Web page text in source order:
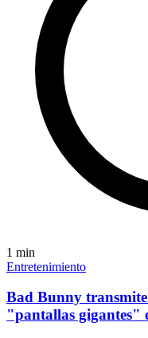
1 min
Entretenimiento
Bad Bunny
"pantallas gigantes"